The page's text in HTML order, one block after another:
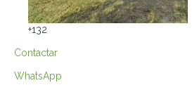
+132
Contactar
WhatsApp